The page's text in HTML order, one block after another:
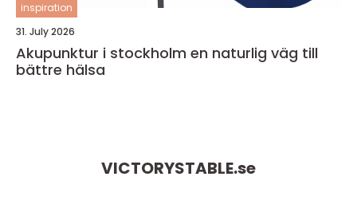
inspiration
31. July 2026
Akupunktur i stockholm en naturlig väg till
bättre hälsa
VICTORYSTABLE.se